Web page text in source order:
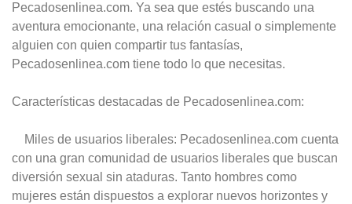
Pecadosenlinea.com. Ya sea que estés buscando una
aventura emocionante, una relación casual o simplemente
alguien con quien compartir tus fantasías,
Pecadosenlinea.com tiene todo lo que necesitas.
Características destacadas de Pecadosenlinea.com:
Miles de usuarios liberales: Pecadosenlinea.com cuenta
con una gran comunidad de usuarios liberales que buscan
diversión sexual sin ataduras. Tanto hombres como
mujeres están dispuestos a explorar nuevos horizontes y